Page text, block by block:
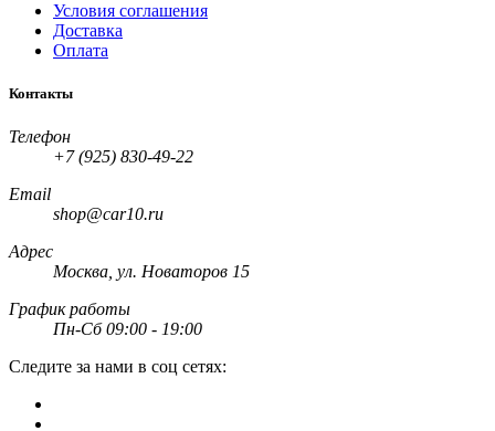
Условия соглашения
Доставка
Оплата
Контакты
Телефон
+7 (925) 830-49-22
Email
shop@car10.ru
Адрес
Москва, ул. Новаторов 15
График работы
Пн-Сб 09:00 - 19:00
Следите за нами в соц сетях: